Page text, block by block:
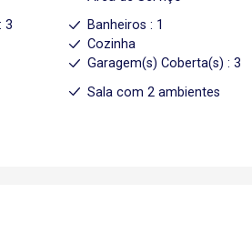
3
Banheiros : 1
Cozinha
Garagem(s) Coberta(s) : 3
Sala com 2 ambientes